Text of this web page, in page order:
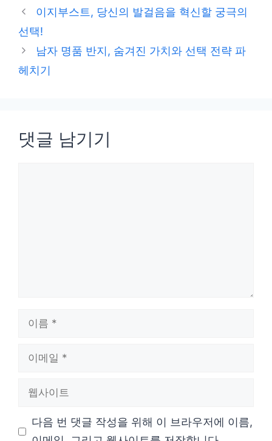
테
리
이지부스트, 당신의 발걸음을 혁신할 궁극의
선택!
남자 명품 반지, 숨겨진 가치와 선택 전략 파
헤치기
댓글 남기기
다음 번 댓글 작성을 위해 이 브라우저에 이름,